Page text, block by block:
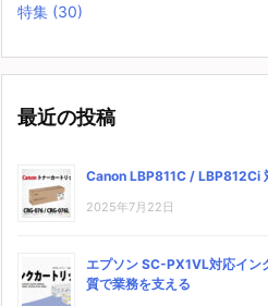
特集 (30)
最近の投稿
Canon LBP811C / LBP812Ci
2025年7月22日
エプソン SC-PX1VL対応イン
質で業務を支える